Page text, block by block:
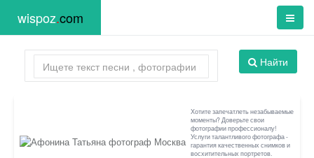
wispoz.com
Найти
Хотите запечатлеть незабываемые
моменты? Доверьте свои
фотографии профессионалу!
Услуги талантливого фотографа -
гарантия качественных снимков и
восхитительных портретов.